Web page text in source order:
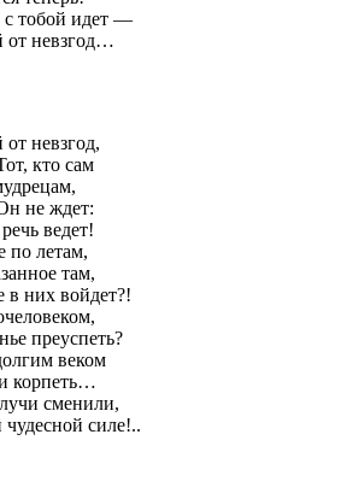
с тобой идет —
от невзгод…
невзгод,
кто сам
не ждет:
ведет!
по летам,
там,
в них войдет?!
преуспеть?
веком
корпеть…
сменили,
силе!..